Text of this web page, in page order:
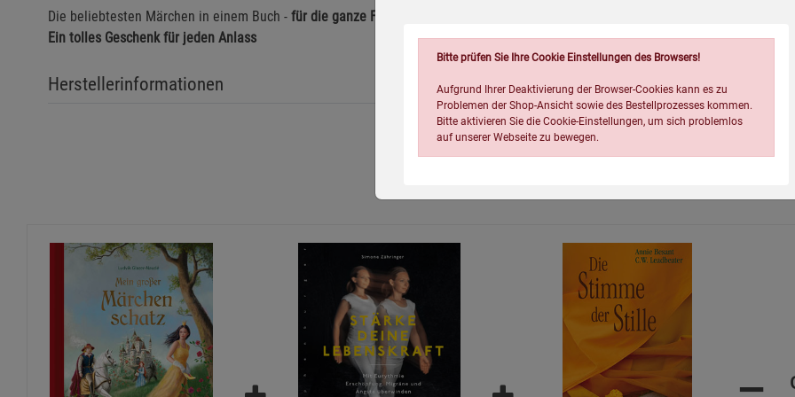
Die beliebtesten Märchen in einem Buch - für die ganze Familie
Ein tolles Geschenk für jeden Anlass
Herstellerinformationen
Bitte prüfen Sie Ihre Cookie Einstellungen des Browsers!
Aufgrund Ihrer Deaktivierung der Browser-Cookies kann es zu
Problemen der Shop-Ansicht sowie des Bestellprozesses kommen.
Bitte aktivieren Sie die Cookie-Einstellungen, um sich problemlos
auf unserer Webseite zu bewegen.
Einstellungen speichern für die GruppeEinstellungen speichern für die Gruppe
Zurück
Einwilligung nicht erteilen
Notwendige Cookies (5)
Beschreibung Notwendige Cookies